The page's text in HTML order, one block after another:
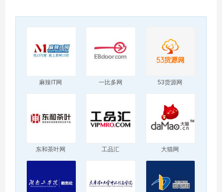
麻辣IT网 一比多网 53货源网
东和茶叶网 工品汇 大猫网